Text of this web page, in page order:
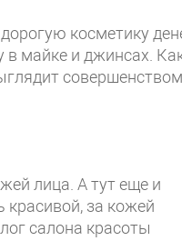
косметику
в майке и джинсах.
лица. А тут еще и
за кожей
салона красоты